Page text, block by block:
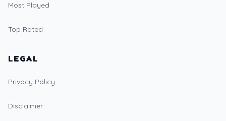
Most Played
Top Rated
LEGAL
Privacy Policy
Disclaimer